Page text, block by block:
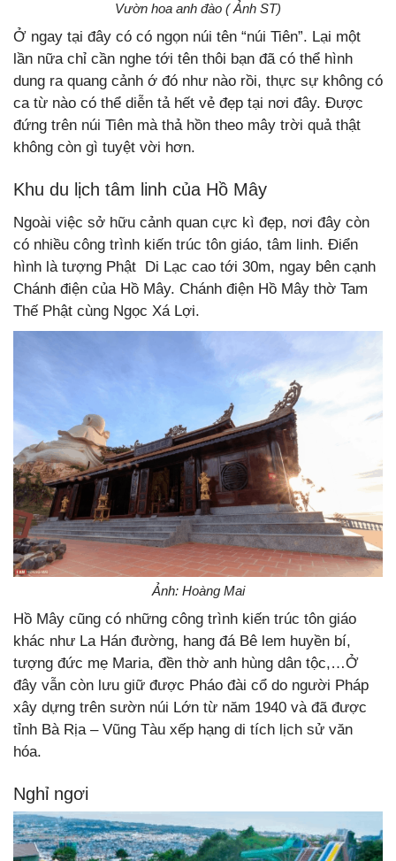
Vườn hoa anh đào ( Ảnh ST)
Ở ngay tại đây có có ngọn núi tên “núi Tiên”. Lại một
lần nữa chỉ cần nghe tới tên thôi bạn đã có thể hình
dung ra quang cảnh ớ đó như nào rồi, thực sự không có
ca từ nào có thể diễn tả hết vẻ đẹp tại nơi đây. Được
đứng trên núi Tiên mà thả hồn theo mây trời quả thật
không còn gì tuyệt vời hơn.
Khu du lịch tâm linh của Hồ Mây
Ngoài việc sở hữu cảnh quan cực kì đẹp, nơi đây còn
có nhiều công trình kiến trúc tôn giáo, tâm linh. Điển
hình là tượng Phật Di Lạc cao tới 30m, ngay bên cạnh
Chánh điện của Hồ Mây. Chánh điện Hồ Mây thờ Tam
Thế Phật cùng Ngọc Xá Lợi.
Ảnh: Hoàng Mai
Hồ Mây cũng có những công trình kiến trúc tôn giáo
khác như La Hán đường, hang đá Bê lem huyền bí,
tượng đức mẹ Maria, đền thờ anh hùng dân tộc,…Ở
đây vẫn còn lưu giữ được Pháo đài cổ do người Pháp
xây dựng trên sườn núi Lớn từ năm 1940 và đã được
tỉnh Bà Rịa – Vũng Tàu xếp hạng di tích lịch sử văn
hóa.
Nghỉ ngơi